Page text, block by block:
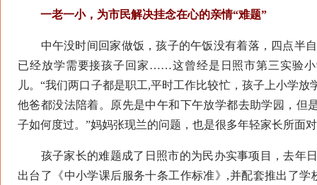
一老一小，为市民解决挂念在心的亲情“难题”
中午没时间回家做饭，孩子的午饭没有着落，四点半自
已经放学需要接孩子回家……这曾经是日照市第三实验
儿。“我们两口子都是职工,平时工作比较忙，孩子上小学放
他爸都没法陪着。原先是中午和下午放学都去助学园，但
子如何度过。”妈妈张现兰的问题，也是很多年轻家长所面
孩子家长的难题成了日照市的为民办实事项目，去年日
出台了《中小学课后服务十条工作标准》,并配套推出了学